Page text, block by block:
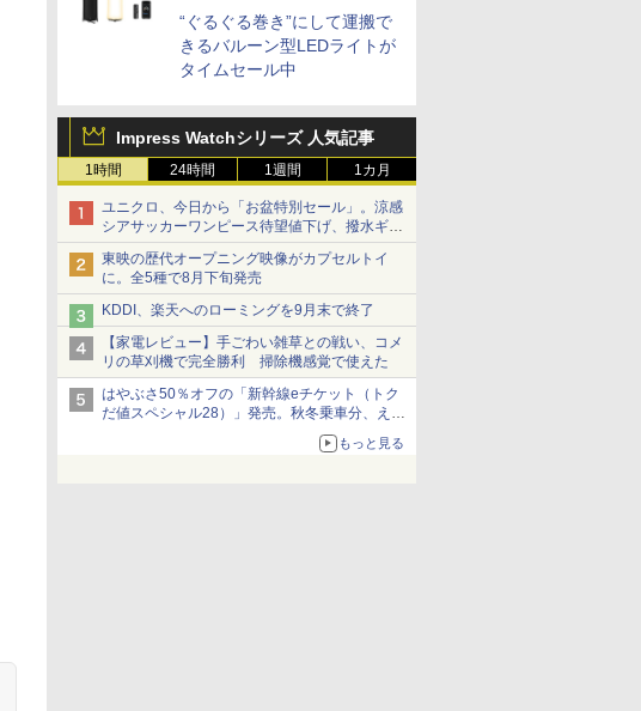
“ぐるぐる巻き”にして運搬で
きるバルーン型LEDライトが
タイムセール中
Impress Watchシリーズ 人気記事
1時間 24時間 1週間 1カ月
ユニクロ、今日から「お盆特別セール」。涼感
シアサッカーワンピース待望値下げ、撥水ギア
ショーツは1990円に
東映の歴代オープニング映像がカプセルトイ
に。全5種で8月下旬発売
KDDI、楽天へのローミングを9月末で終了
【家電レビュー】手ごわい雑草との戦い、コメ
リの草刈機で完全勝利 掃除機感覚で使えた
はやぶさ50％オフの「新幹線eチケット（トク
だ値スペシャル28）」発売。秋冬乗車分、えき
もっと見る